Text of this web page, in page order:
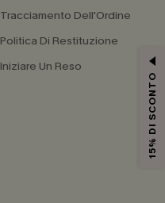
Tracciamento Dell'Ordine
Politica Di Restituzione
Iniziare Un Reso
15% DI SCONTO